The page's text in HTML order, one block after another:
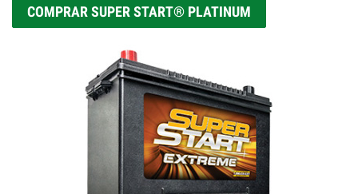
COMPRAR SUPER START® PLATINUM